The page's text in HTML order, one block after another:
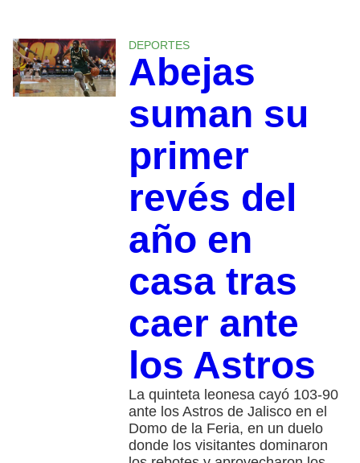
DEPORTES
Abejas
suman su
primer
revés del
año en
casa tras
caer ante
los Astros
La quinteta leonesa cayó 103-90
ante los Astros de Jalisco en el
Domo de la Feria, en un duelo
donde los visitantes dominaron